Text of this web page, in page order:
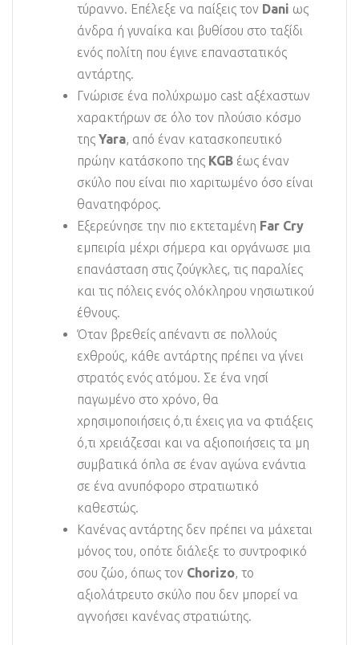
τύραννο. Επέλεξε να παίξεις τον Dani ως
άνδρα ή γυναίκα και βυθίσου στο ταξίδι
ενός πολίτη που έγινε επαναστατικός
αντάρτης.
Γνώρισε ένα πολύχρωμο cast αξέχαστων
χαρακτήρων σε όλο τον πλούσιο κόσμο
της Yara, από έναν κατασκοπευτικό
πρώην κατάσκοπο της KGB έως έναν
σκύλο που είναι πιο χαριτωμένο όσο είναι
θανατηφόρος.
Εξερεύνησε την πιο εκτεταμένη Far Cry
εμπειρία μέχρι σήμερα και οργάνωσε μια
επανάσταση στις ζούγκλες, τις παραλίες
και τις πόλεις ενός ολόκληρου νησιωτικού
έθνους.
Όταν βρεθείς απέναντι σε πολλούς
εχθρούς, κάθε αντάρτης πρέπει να γίνει
στρατός ενός ατόμου. Σε ένα νησί
παγωμένο στο χρόνο, θα
χρησιμοποιήσεις ό,τι έχεις για να φτιάξεις
ό,τι χρειάζεσαι και να αξιοποιήσεις τα μη
συμβατικά όπλα σε έναν αγώνα ενάντια
σε ένα ανυπόφορο στρατιωτικό
καθεστώς.
Κανένας αντάρτης δεν πρέπει να μάχεται
μόνος του, οπότε διάλεξε το συντροφικό
σου ζώο, όπως τον Chorizo, το
αξιολάτρευτο σκύλο που δεν μπορεί να
αγνοήσει κανένας στρατιώτης.